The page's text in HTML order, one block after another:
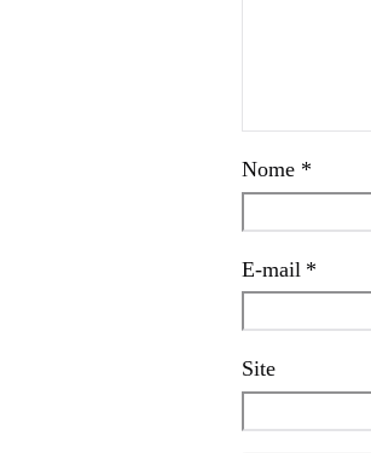
Nome *
E-mail *
Site